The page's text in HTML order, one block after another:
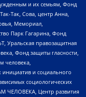
и их семьям, Фонд
Так, Сова, центр Анна,
Мемориал,
Парк Гагарина, Фонд
Уральская правозащитная
Фонд защиты гласности,
человека,
инициатив и социального
социологических
ЧЕЛОВЕКА, Центр развития